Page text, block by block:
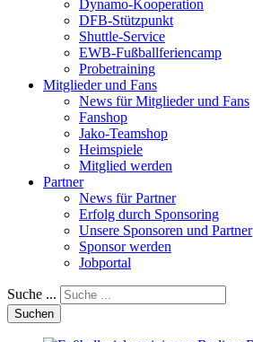
Dynamo-Kooperation
DFB-Stützpunkt
Shuttle-Service
EWB-Fußballferiencamp
Probetraining
Mitglieder und Fans
News für Mitglieder und Fans
Fanshop
Jako-Teamshop
Heimspiele
Mitglied werden
Partner
News für Partner
Erfolg durch Sponsoring
Unsere Sponsoren und Partner
Sponsor werden
Jobportal
Suche ...
Suchen